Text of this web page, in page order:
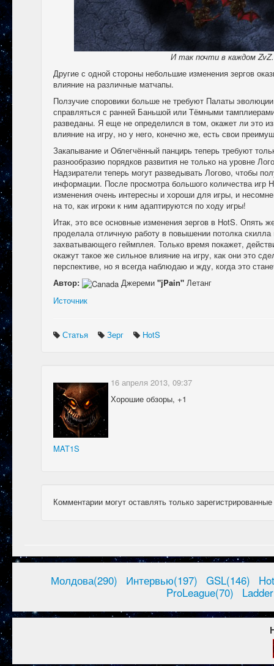
И так почти в каждом ZvZ.
Другие с одной стороны небольшие изменения зергов
влияние на различные матчапы.
Ползучие споровики больше не требуют Палаты
справляться с ранней Баньшой или Тёмными
разведаны. Я еще не определился в том, окажет ли это
влияние на игру, но у него, конечно же, есть свои
Закапывание и Облегчённый панцирь теперь требуют
разнообразию порядков развития не только на уровне
Надзиратели теперь могут разведывать Логово, чтобы
информации. После просмотра большого количества игр
изменения очень интересны и хороши для игры, и
на то, как игроки к ним адаптируются по ходу игры!
Итак, это все основные изменения зергов в HotS. Опять
проделала отличную работу в повышении потолка скилла
захватывающего геймплея. Только время покажет,
окажут такое же сильное влияние на игру, как они это
перспективе, но я всегда наблюдаю и жду, когда это
Автор:
Джереми "jPain" Летанг
Источник
Статья Зерг HotS
MAT1S
16 апреля 2013, 09:37
Хорошие обзоры, +1
Комментарии могут оставлять только
Молдова(290) Интервью(197) GSL(146)
ProLeague(70)